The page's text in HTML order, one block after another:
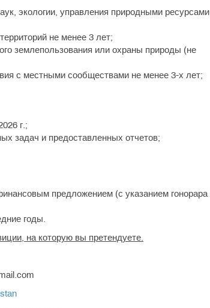
экологии, управления природными ресурсами
не менее 3 лет;
землепользования или охраны природы (не
с местными сообществами не менее 3-х лет;
г.;
задач и предоставленных отчетов;
предложением (с указанием гонорара
годы.
на которую вы претендуете.